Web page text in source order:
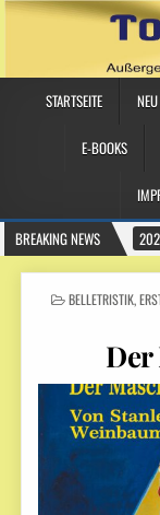
STARTSEITE NEU
E-BOOKS
BREAKING NEWS
POSTED
BELLETRISTIK,
Der